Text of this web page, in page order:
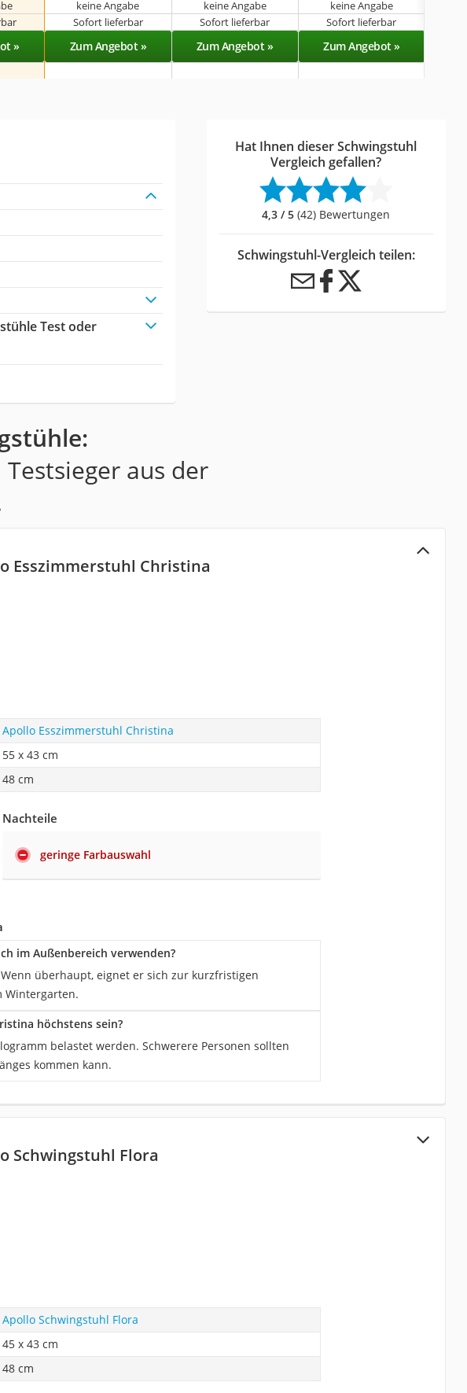
keine Angabe keine Angabe keine Angabe
Sofort lieferbar Sofort lieferbar Sofort lieferbar
» Zum Angebot » Zum Angebot » Zum Angebot »
Test oder
Hat Ihnen dieser Schwingstuhl
Vergleich gefallen?
4,3 / 5 (42) Bewertungen
Schwingstuhl-Vergleich teilen:
aus der
Esszimmerstuhl Christina
Apollo Esszimmerstuhl Christina
55 x 43 cm
48 cm
Nachteile
geringe Farbauswahl
im Außenbereich verwenden?
überhaupt, eignet er sich zur kurzfristigen
Wintergarten.
höchstens sein?
belastet werden. Schwerere Personen sollten
kommen kann.
Schwingstuhl Flora
Apollo Schwingstuhl Flora
45 x 43 cm
48 cm